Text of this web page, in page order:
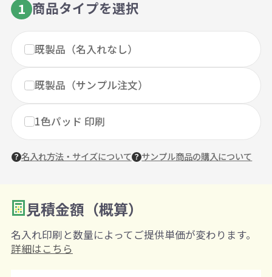
1 商品タイプを選択
既製品（名入れなし）
既製品（サンプル注文）
1色パッド 印刷
名入れ方法・サイズについて サンプル商品の購入について
2 数量を入力
購入条件
見積金額（概算）
名入れ印刷と数量によってご提供単価が変わります。
詳細はこちら